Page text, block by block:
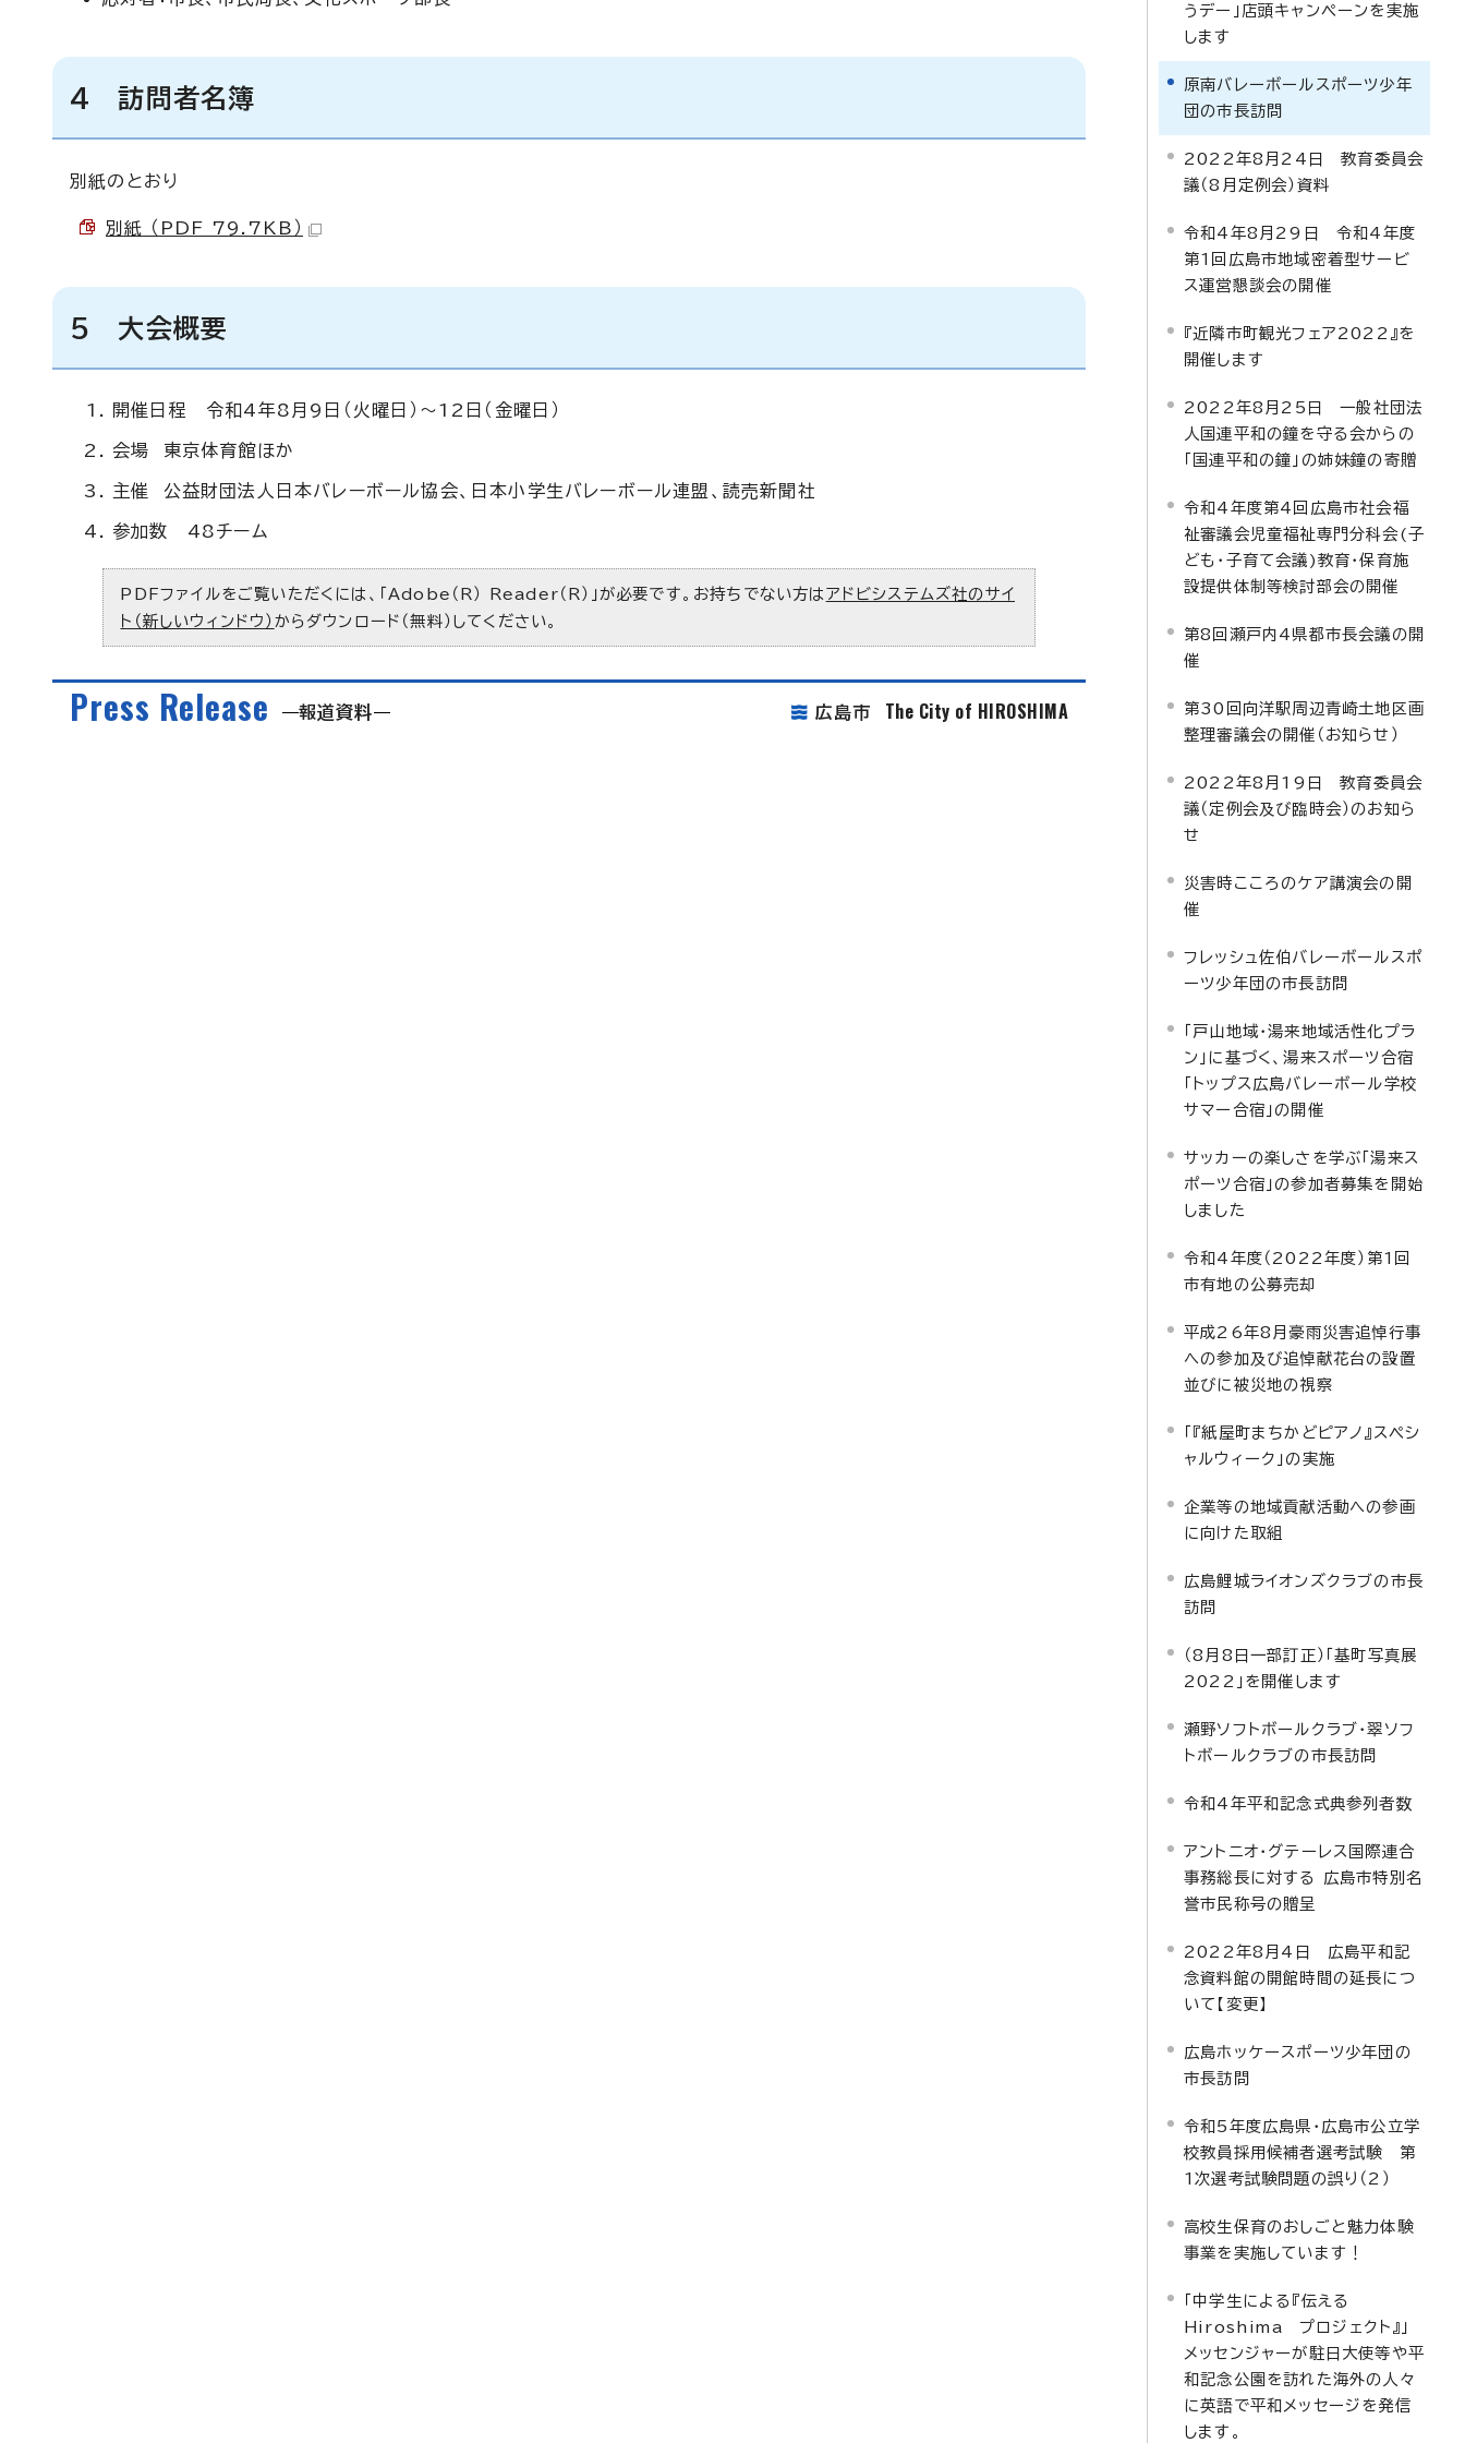
4 訪問者名簿
別紙のとおり
別紙 （PDF 79.7KB）
5 大会概要
開催日程 令和4年8月9日（火曜日）～12日（金曜日）
会場 東京体育館ほか
主催 公益財団法人日本バレーボール協会、日本小学生バレーボール連盟、読売新聞社
参加数 48チーム
PDFファイルをご覧いただくには、「Adobe（R） Reader（R）」が必要です。お持ちでない方は アドビシステムズ社のサイ
ト（新しいウィンドウ） からダウンロード（無料）してください。
Press Release 報道資料 広島市 The City of HIROSHIMA
うデー」店頭キャンペーンを実施
します
原南バレーボールスポーツ少年
団の市長訪問
2022年8月24日 教育委員会
議（8月定例会）資料
令和4年8月29日 令和4年度
第1回広島市地域密着型サービ
ス運営懇談会の開催
『近隣市町観光フェア2022』を
開催します
2022年8月25日 一般社団法
人国連平和の鐘を守る会からの
「国連平和の鐘」の姉妹鐘の寄贈
令和4年度第4回広島市社会福
祉審議会児童福祉専門分科会(子
ども・子育て会議)教育・保育施
設提供体制等検討部会の開催
第8回瀬戸内4県都市長会議の開
催
第30回向洋駅周辺青崎土地区画
整理審議会の開催（お知らせ）
2022年8月19日 教育委員会
議（定例会及び臨時会）のお知ら
せ
災害時こころのケア講演会の開
催
フレッシュ佐伯バレーボールスポ
ーツ少年団の市長訪問
「戸山地域・湯来地域活性化プラ
ン」に基づく、湯来スポーツ合宿
「トップス広島バレーボール学校
サマー合宿」の開催
サッカーの楽しさを学ぶ「湯来ス
ポーツ合宿」の参加者募集を開始
しました
令和4年度（2022年度）第1回
市有地の公募売却
平成26年8月豪雨災害追悼行事
への参加及び追悼献花台の設置
並びに被災地の視察
「『紙屋町まちかどピアノ』スペシ
ャルウィーク」の実施
企業等の地域貢献活動への参画
に向けた取組
広島鯉城ライオンズクラブの市長
訪問
（8月8日一部訂正）「基町写真展
2022」を開催します
瀬野ソフトボールクラブ・翠ソフ
トボールクラブの市長訪問
令和4年平和記念式典参列者数
アントニオ・グテーレス国際連合
事務総長に対する 広島市特別名
誉市民称号の贈呈
2022年8月4日 広島平和記
念資料館の開館時間の延長につ
いて【変更】
広島ホッケースポーツ少年団の
市長訪問
令和5年度広島県・広島市公立学
校教員採用候補者選考試験 第
1次選考試験問題の誤り（2）
高校生保育のおしごと魅力体験
事業を実施しています！
「中学生による『伝える
Hiroshima プロジェクト』」
メッセンジャーが駐日大使等や平
和記念公園を訪れた海外の人々
に英語で平和メッセージを発信
します。